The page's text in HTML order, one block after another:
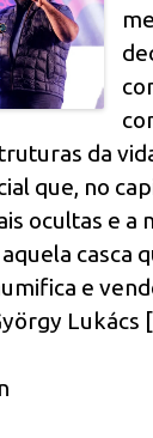
da
que, no
ocultas e a
casca
e
Lukács